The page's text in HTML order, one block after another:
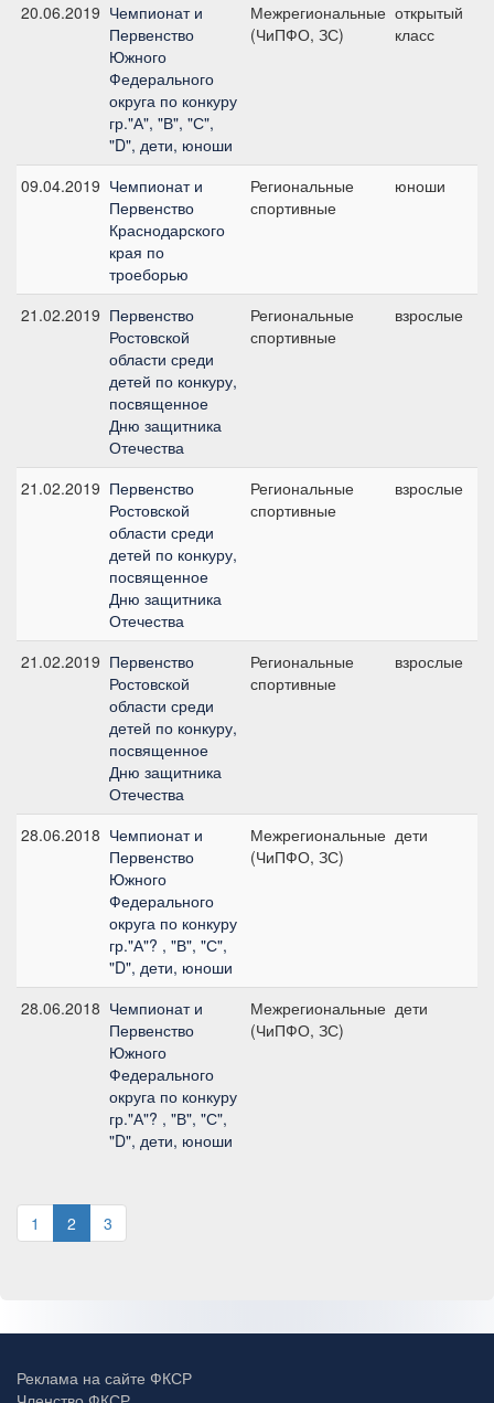
20.06.2019 Чемпионат и
Первенство
Южного
Федерального
округа по конкуру
гр."А", "В", "С",
"D", дети, юноши
Межрегиональные
(ЧиПФО, ЗС)
открытый
класс
09.04.2019 Чемпионат и
Первенство
Краснодарского
края по
троеборью
Региональные
спортивные
юноши
21.02.2019 Первенство
Ростовской
области среди
детей по конкуру,
посвященное
Дню защитника
Отечества
Региональные
спортивные
взрослые
21.02.2019 Первенство
Ростовской
области среди
детей по конкуру,
посвященное
Дню защитника
Отечества
Региональные
спортивные
взрослые
21.02.2019 Первенство
Ростовской
области среди
детей по конкуру,
посвященное
Дню защитника
Отечества
Региональные
спортивные
взрослые
28.06.2018 Чемпионат и
Первенство
Южного
Федерального
округа по конкуру
гр."А"? , "В", "С",
"D", дети, юноши
Межрегиональные
(ЧиПФО, ЗС)
дети
28.06.2018 Чемпионат и
Первенство
Южного
Федерального
округа по конкуру
гр."А"? , "В", "С",
"D", дети, юноши
Межрегиональные
(ЧиПФО, ЗС)
дети
1 2 3
Реклама на сайте ФКСР